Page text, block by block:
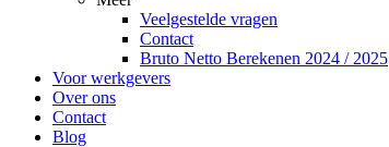
Veelgestelde vragen
Contact
Bruto Netto Berekenen 2024 / 2025
Voor werkgevers
Over ons
Contact
Blog